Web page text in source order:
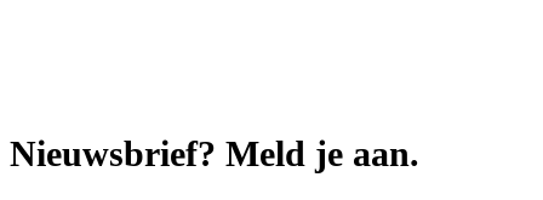
Nieuwsbrief? Meld je aan.